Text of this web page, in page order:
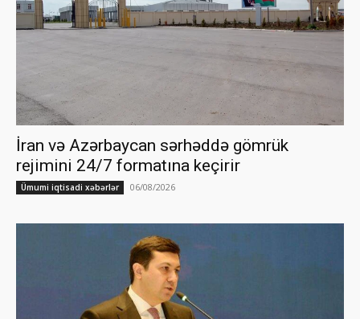
İran və Azərbaycan sərhəddə gömrük
rejimini 24/7 formatına keçirir
Ümumi iqtisadi xəbərlər 06/08/2026